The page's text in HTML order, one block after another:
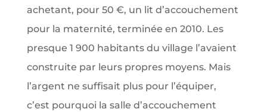
achetant, pour 50 €, un lit d’accouchement
pour la maternité, terminée en 2010. Les
presque 1 900 habitants du village l’avaient
construite par leurs propres moyens. Mais
l’argent ne suffisait plus pour l’équiper,
c’est pourquoi la salle d’accouchement